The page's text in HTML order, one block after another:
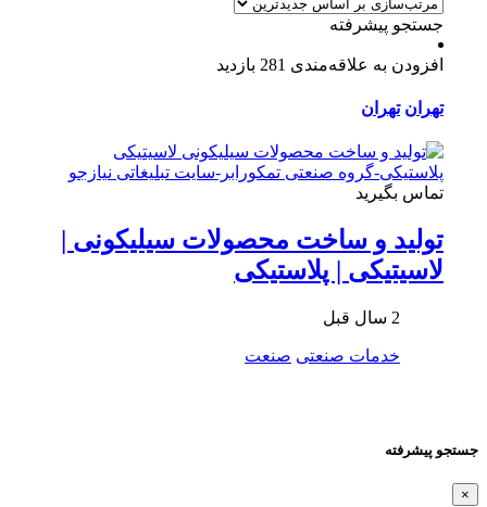
جستجو پیشرفته
افزودن به علاقه‌مندی 281 بازدید
تهران تهران
تماس بگیرید
تولید و ساخت محصولات سیلیکونی |
لاسیتیکی | پلاستیکی
2 سال قبل
خدمات صنعتی صنعت
جستجو پیشرفته
×